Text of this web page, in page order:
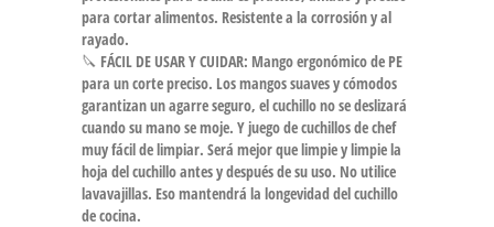
para cortar alimentos. Resistente a la corrosión y al
rayado.
🔪 FÁCIL DE USAR Y CUIDAR: Mango ergonómico de PE
para un corte preciso. Los mangos suaves y cómodos
garantizan un agarre seguro, el cuchillo no se deslizará
cuando su mano se moje. Y juego de cuchillos de chef
muy fácil de limpiar. Será mejor que limpie y limpie la
hoja del cuchillo antes y después de su uso. No utilice
lavavajillas. Eso mantendrá la longevidad del cuchillo
de cocina.